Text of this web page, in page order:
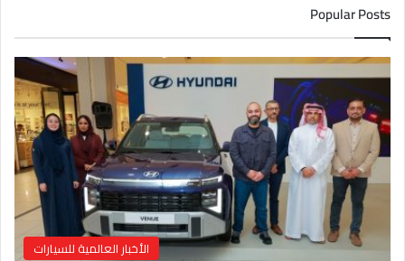
ا
ل
إ
ل
ك
ت
ر
و
Popular Posts
الأخبار العالمية للسيارات